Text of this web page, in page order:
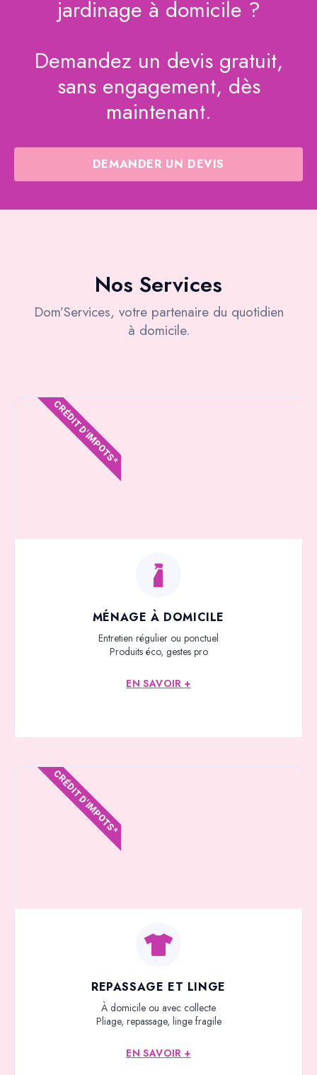
jardinage à domicile ?
Demandez un devis gratuit,
sans engagement, dès
maintenant.
DEMANDER UN DEVIS
Nos Services
Dom’Services, votre partenaire du quotidien
à domicile.
MÉNAGE À DOMICILE
Entretien régulier ou ponctuel
Produits éco, gestes pro
EN SAVOIR +
CRÉDIT D'IMPOTS*
REPASSAGE ET LINGE
À domicile ou avec collecte
Pliage, repassage, linge fragile
EN SAVOIR +
CRÉDIT D'IMPOTS*